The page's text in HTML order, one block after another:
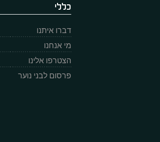
כללי
דברו איתנו
מי אנחנו
הצטרפו אלינו
פרסום לבני נוער